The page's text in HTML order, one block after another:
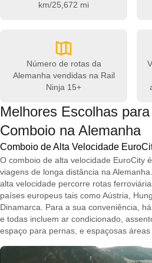
km/25,672 mi
Número de rotas da
Alemanha vendidas na Rail
Ninja 15+
Melhores Escolhas
Comboio na Alemanha
Comboio de Alta Velocidade
O comboio de alta velocidade EuroCity
viagens de longa distância na
alta velocidade percorre rotas
países europeus tais como Aústria,
Dinamarca. Para a sua conveniência,
e todas incluem ar condicionado,
espaço para pernas, e espaçosas áreas